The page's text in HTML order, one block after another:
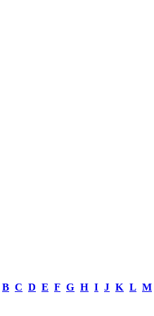
B C D E F G H I J K L M